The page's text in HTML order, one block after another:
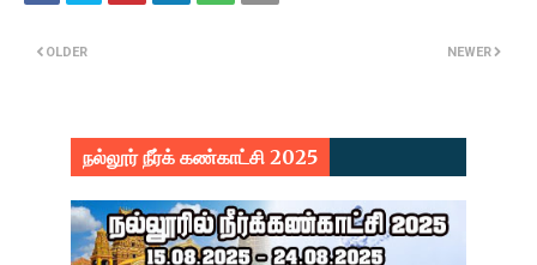
NEWER
OLDER
நல்லூர் நீர்க் கண்காட்சி 2025